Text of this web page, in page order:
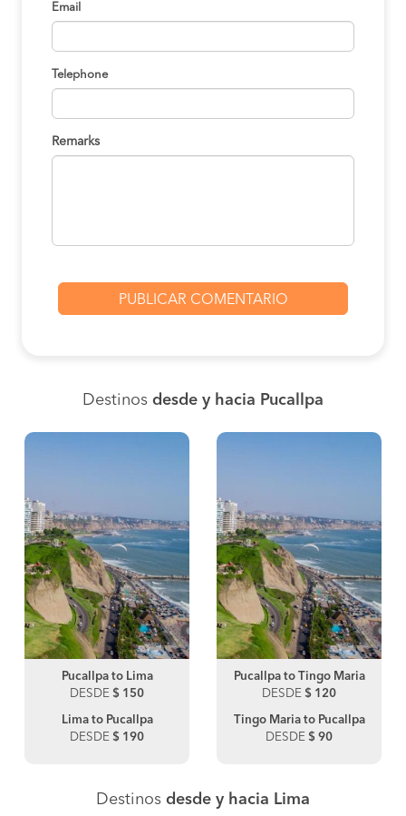
Email
Telephone
Remarks
Destinos desde y hacia Pucallpa
Pucallpa to Lima
DESDE $ 150
Lima to Pucallpa
DESDE $ 190
Pucallpa to Tingo Maria
DESDE $ 120
Tingo Maria to Pucallpa
DESDE $ 90
Destinos desde y hacia Lima